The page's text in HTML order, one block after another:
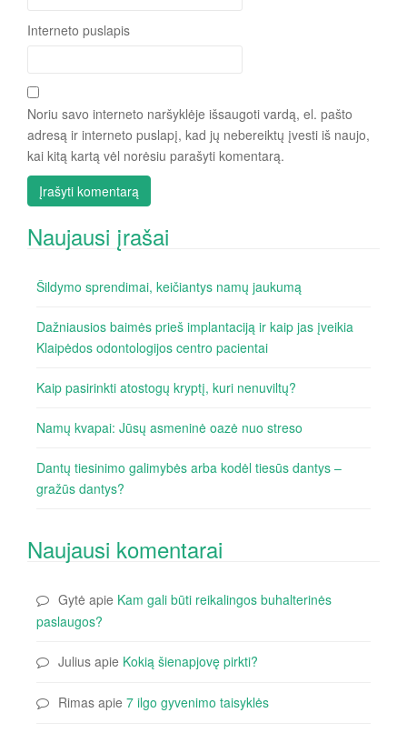
Interneto puslapis
Noriu savo interneto naršyklėje išsaugoti vardą, el. pašto
adresą ir interneto puslapį, kad jų nebereiktų įvesti iš naujo,
kai kitą kartą vėl norėsiu parašyti komentarą.
Naujausi įrašai
Šildymo sprendimai, keičiantys namų jaukumą
Dažniausios baimės prieš implantaciją ir kaip jas įveikia
Klaipėdos odontologijos centro pacientai
Kaip pasirinkti atostogų kryptį, kuri nenuviltų?
Namų kvapai: Jūsų asmeninė oazė nuo streso
Dantų tiesinimo galimybės arba kodėl tiesūs dantys –
gražūs dantys?
Naujausi komentarai
Gytė apie Kam gali būti reikalingos buhalterinės
paslaugos?
Julius apie Kokią šienapjovę pirkti?
Rimas apie 7 ilgo gyvenimo taisyklės